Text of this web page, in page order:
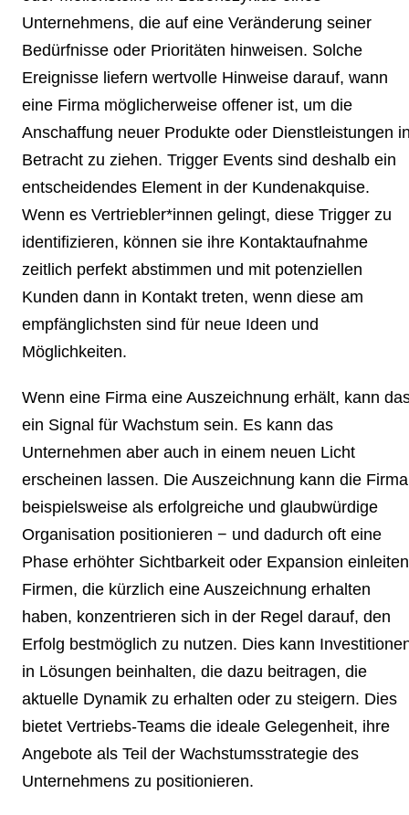
Unternehmens, die auf eine Veränderung seiner
Bedürfnisse oder Prioritäten hinweisen. Solche
Ereignisse liefern wertvolle Hinweise darauf, wann
eine Firma möglicherweise offener ist, um die
Anschaffung neuer Produkte oder Dienstleistungen
Betracht zu ziehen. Trigger Events sind deshalb ein
entscheidendes Element in der Kundenakquise.
Wenn es Vertriebler*innen gelingt, diese Trigger zu
identifizieren, können sie ihre Kontaktaufnahme
zeitlich perfekt abstimmen und mit potenziellen
Kunden dann in Kontakt treten, wenn diese am
empfänglichsten sind für neue Ideen und
Möglichkeiten.
Wenn eine Firma eine Auszeichnung erhält, kann
ein Signal für Wachstum sein. Es kann das
Unternehmen aber auch in einem neuen Licht
erscheinen lassen. Die Auszeichnung kann die Firma
beispielsweise als erfolgreiche und glaubwürdige
Organisation positionieren − und dadurch oft eine
Phase erhöhter Sichtbarkeit oder Expansion
Firmen, die kürzlich eine Auszeichnung erhalten
haben, konzentrieren sich in der Regel darauf, den
Erfolg bestmöglich zu nutzen. Dies kann
in Lösungen beinhalten, die dazu beitragen, die
aktuelle Dynamik zu erhalten oder zu steigern. Dies
bietet Vertriebs-Teams die ideale Gelegenheit, ihre
Angebote als Teil der Wachstumsstrategie des
Unternehmens zu positionieren.